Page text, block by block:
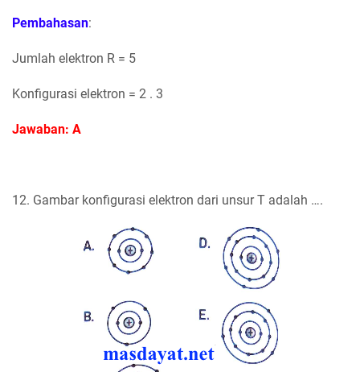
Pembahasan:
Jumlah elektron R = 5
Konfigurasi elektron = 2 . 3
Jawaban: A
12. Gambar konfigurasi elektron dari unsur T adalah ….